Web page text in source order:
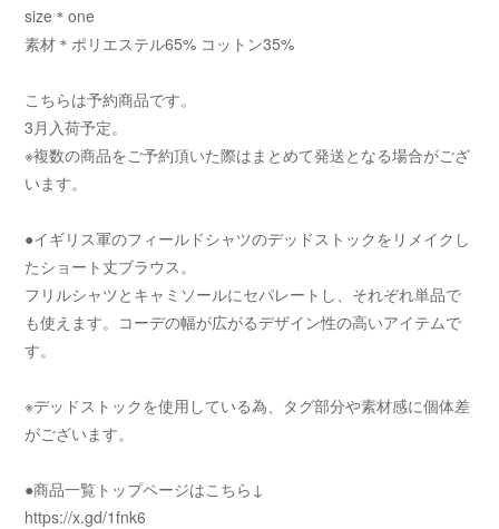
size＊one
素材＊ポリエステル65% コットン35%
こちらは予約商品です。
3月入荷予定。
※複数の商品をご予約頂いた際はまとめて発送となる場合がござ
います。
●イギリス軍のフィールドシャツのデッドストックをリメイクし
たショート丈ブラウス。
フリルシャツとキャミソールにセパレートし、それぞれ単品で
も使えます。コーデの幅が広がるデザイン性の高いアイテムで
す。
※デッドストックを使用している為、タグ部分や素材感に個体差
がございます。
●商品一覧トップページはこちら↓
https://x.gd/1fnk6